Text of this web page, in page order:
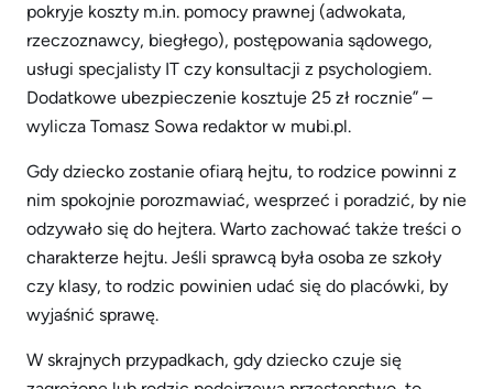
pokryje koszty m.in. pomocy prawnej (adwokata,
rzeczoznawcy, biegłego), postępowania sądowego,
usługi specjalisty IT czy konsultacji z psychologiem.
Dodatkowe ubezpieczenie kosztuje 25 zł rocznie” –
wylicza Tomasz Sowa redaktor w mubi.pl.
Gdy dziecko zostanie ofiarą hejtu, to rodzice powinni z
nim spokojnie porozmawiać, wesprzeć i poradzić, by nie
odzywało się do hejtera. Warto zachować także treści o
charakterze hejtu. Jeśli sprawcą była osoba ze szkoły
czy klasy, to rodzic powinien udać się do placówki, by
wyjaśnić sprawę.
W skrajnych przypadkach, gdy dziecko czuje się